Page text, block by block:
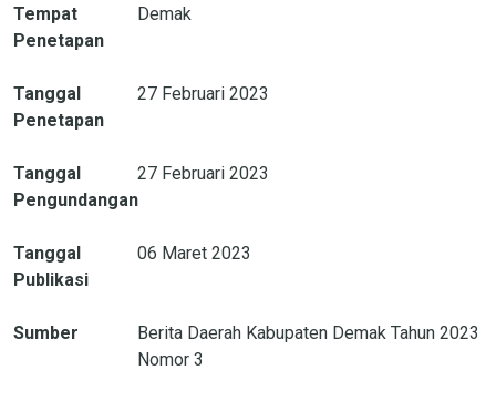
Tempat
Penetapan
Demak
Tanggal
Penetapan
27 Februari 2023
Tanggal
Pengundangan
27 Februari 2023
Tanggal
Publikasi
06 Maret 2023
Sumber
Berita Daerah Kabupaten Demak Tahun 2023
Nomor 3